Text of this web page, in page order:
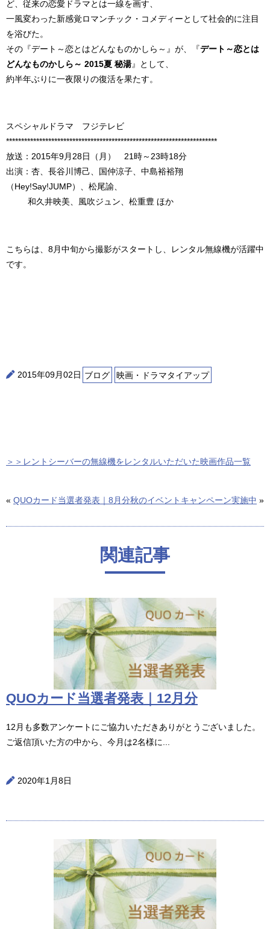
ど、従来の恋愛ドラマとは一線を画す、
一風変わった新感覚ロマンチック・コメディーとして社会的に注目
を浴びた。
その『デート～恋とはどんなものかしら～』が、『デート～恋とは
どんなものかしら～ 2015夏 秘湯』として、
約半年ぶりに一夜限りの復活を果たす。
スペシャルドラマ フジテレビ
**********************************************************************
放送：2015年9月28日（月） 21時～23時18分
出演：杏、長谷川博己、国仲涼子、中島裕裕翔
（Hey!Say!JUMP）、松尾諭、
和久井映美、風吹ジュン、松重豊 ほか
こちらは、8月中旬から撮影がスタートし、レンタル無線機が活躍中
です。
2015年09月02日 ブログ 映画・ドラマタイアップ
＞＞レントシーバーの無線機をレンタルいただいた映画作品一覧
« QUOカード当選者発表｜8月分秋のイベントキャンペーン実施中 »
関連記事
QUOカード当選者発表｜12月分
12月も多数アンケートにご協力いただきありがとうございました。
ご返信頂いた方の中から、今月は2名様に...
2020年1月8日